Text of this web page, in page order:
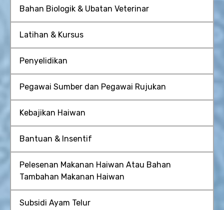
Bahan Biologik & Ubatan Veterinar
Latihan & Kursus
Penyelidikan
Pegawai Sumber dan Pegawai Rujukan
Kebajikan Haiwan
Bantuan & Insentif
Pelesenan Makanan Haiwan Atau Bahan
Tambahan Makanan Haiwan
Subsidi Ayam Telur